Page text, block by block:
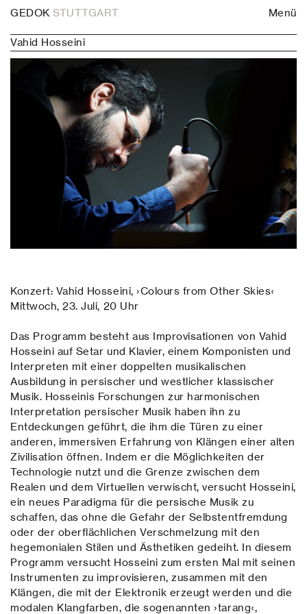
GEDOKSTUTTGART Menü
Vahid Hosseini
Konzert: Vahid Hosseini, ›Colours from Other Skies‹
Mittwoch, 23. Juli, 20 Uhr
Das Programm besteht aus Improvisationen von Vahid
Hosseini auf Setar und Klavier, einem Komponisten und
Interpreten mit einer doppelten musikalischen
Ausbildung in persischer und westlicher klassischer
Musik. Hosseinis Forschungen zur harmonischen
Interpretation persischer Musik haben ihn zu
Entdeckungen geführt, die ihm die Türen zu einer
anderen, immersiven Erfahrung von Klängen einer alten
Zivilisation öffnen. Indem er die Möglichkeiten der
Technologie nutzt und die Grenze zwischen dem
Realen und dem Virtuellen verwischt, versucht Hosseini,
ein neues Paradigma für die persische Musik zu
schaffen, das ohne die Gefahr der Selbstentfremdung
oder der oberflächlichen Verschmelzung mit den
hegemonialen Stilen und Ästhetiken gedeiht. In diesem
Programm versucht Hosseini zum ersten Mal mit seinen
Instrumenten zu improvisieren, zusammen mit den
Klängen, die mit der Elektronik erzeugt werden und die
modalen Klangfarben, die sogenannten ›tarang‹,